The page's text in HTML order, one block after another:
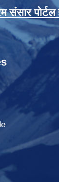
संसार पोर्टल